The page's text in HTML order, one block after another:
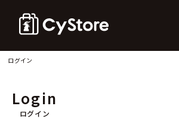
ログイン
ログイン
Login